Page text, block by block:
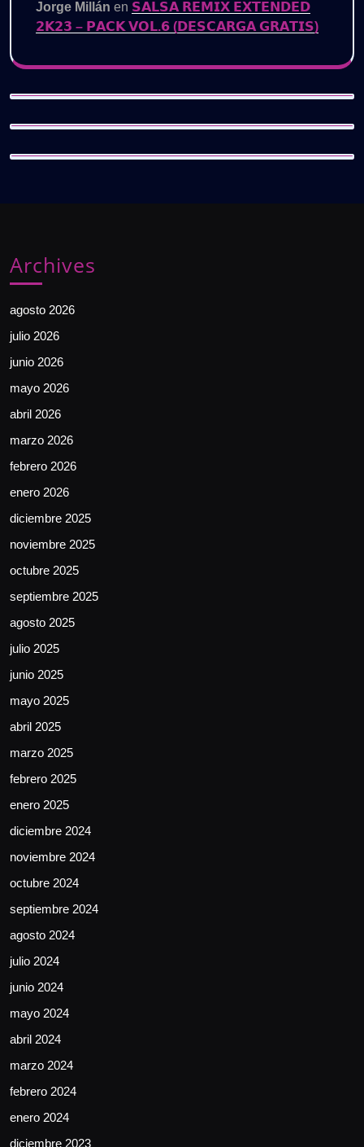
Jorge Millán en 𝗦𝗔𝗟𝗦𝗔 𝗥𝗘𝗠𝗜𝗫 𝗘𝗫𝗧𝗘𝗡𝗗𝗘𝗗
𝟮𝗞𝟮𝟯 – 𝗣𝗔𝗖𝗞 𝗩𝗢𝗟.𝟲 (𝗗𝗘𝗦𝗖𝗔𝗥𝗚𝗔 𝗚𝗥𝗔𝗧𝗜𝗦)
Archives
agosto 2026
julio 2026
junio 2026
mayo 2026
abril 2026
marzo 2026
febrero 2026
enero 2026
diciembre 2025
noviembre 2025
octubre 2025
septiembre 2025
agosto 2025
julio 2025
junio 2025
mayo 2025
abril 2025
marzo 2025
febrero 2025
enero 2025
diciembre 2024
noviembre 2024
octubre 2024
septiembre 2024
agosto 2024
julio 2024
junio 2024
mayo 2024
abril 2024
marzo 2024
febrero 2024
enero 2024
diciembre 2023